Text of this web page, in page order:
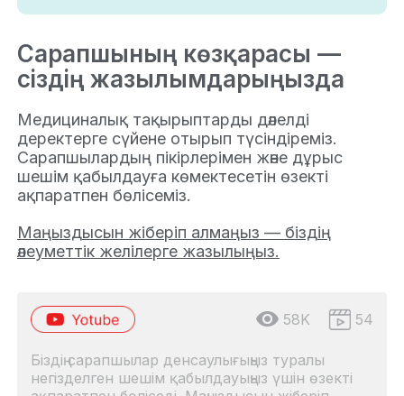
Сарапшының көзқарасы —
сіздің жазылымдарыңызда
Медициналық тақырыптарды дәлелді
деректерге сүйене отырып түсіндіреміз.
Сарапшылардың пікірлерімен және дұрыс
шешім қабылдауға көмектесетін өзекті
ақпаратпен бөлісеміз.
Маңыздысын жіберіп алмаңыз — біздің
әлеуметтік желілерге жазылыңыз.
58K 54
Біздің сарапшылар денсаулығыңыз туралы
негізделген шешім қабылдауыңыз үшін өзекті